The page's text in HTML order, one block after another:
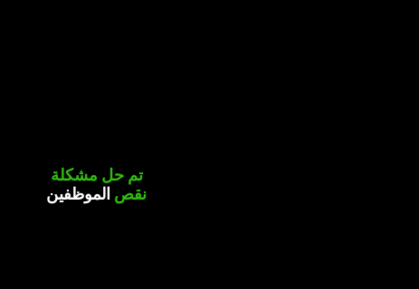
تم حل مشكلة
نقص الموظفين